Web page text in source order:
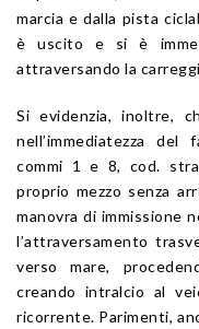
marcia e dalla pista
è uscito e si è
attraversando la
Si evidenzia, inoltre,
nell’immediatezza
commi 1 e 8, cod.
proprio mezzo senza
manovra di immissione
l’attraversamento
verso mare,
creando intralcio al
ricorrente. Parimenti,